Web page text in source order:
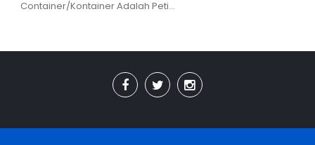
Container/Kontainer Adalah Peti...